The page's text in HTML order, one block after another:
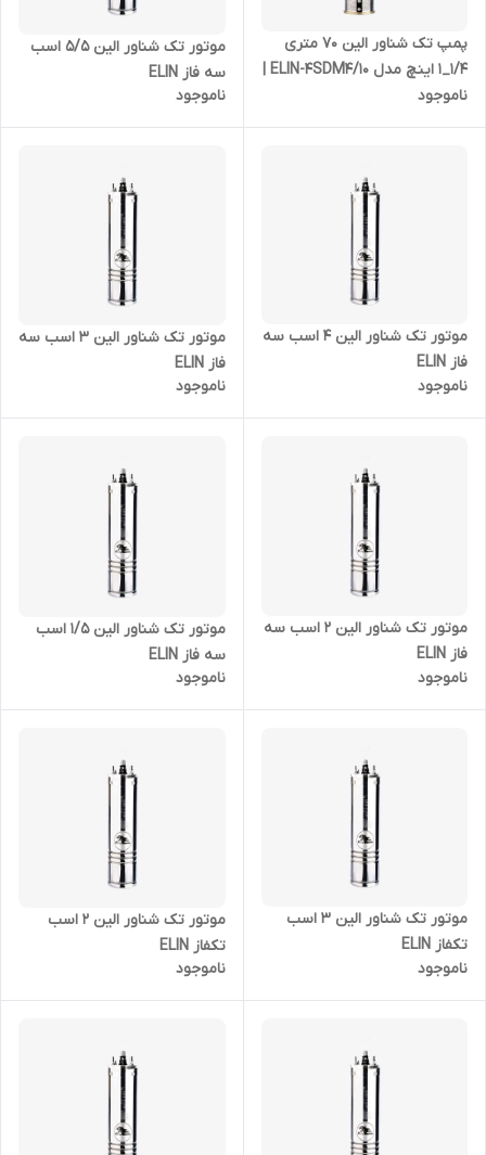
پمپ تک شناور الین 70 متری
1/4_1 اینچ مدل ELIN-4SDM4/10 |
شناور استیل 1 اسب بدون موتور
ناموجود
موتور تک شناور الین 5/5 اسب
سه فاز ELIN
ناموجود
موتور تک شناور الین 4 اسب سه
فاز ELIN
ناموجود
موتور تک شناور الین 3 اسب سه
فاز ELIN
ناموجود
موتور تک شناور الین 2 اسب سه
فاز ELIN
ناموجود
موتور تک شناور الین 1/5 اسب
سه فاز ELIN
ناموجود
موتور تک شناور الین 3 اسب
تکفاز ELIN
ناموجود
موتور تک شناور الین 2 اسب
تکفاز ELIN
ناموجود